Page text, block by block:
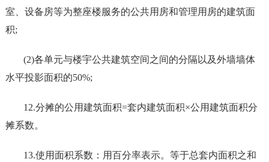
室、设备房等为整座楼服务的公共用房和管理用房的建筑面
积;
(2)各单元与楼宇公共建筑空间之间的分隔以及外墙墙体
水平投影面积的50%;
12.分摊的公用建筑面积=套内建筑面积×公用建筑面积分
摊系数。
13.使用面积系数：用百分率表示。等于总套内面积之和